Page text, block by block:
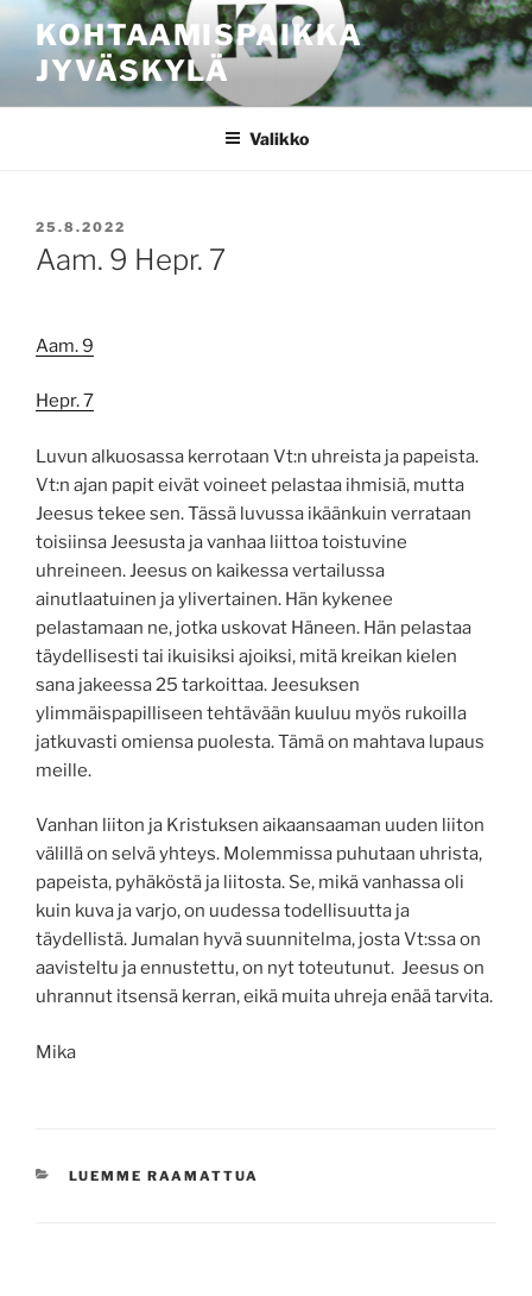
sisältöönKOHTAAMISPAIKKA
JYVÄSKYLÄ
Valikko
JULKAISTU
25.8.2022
Aam. 9 Hepr. 7
Aam. 9
Hepr. 7
Luvun alkuosassa kerrotaan Vt:n uhreista ja papeista.
Vt:n ajan papit eivät voineet pelastaa ihmisiä, mutta
Jeesus tekee sen. Tässä luvussa ikäänkuin verrataan
toisiinsa Jeesusta ja vanhaa liittoa toistuvine
uhreineen. Jeesus on kaikessa vertailussa
ainutlaatuinen ja ylivertainen. Hän kykenee
pelastamaan ne, jotka uskovat Häneen. Hän pelastaa
täydellisesti tai ikuisiksi ajoiksi, mitä kreikan kielen
sana jakeessa 25 tarkoittaa. Jeesuksen
ylimmäispapilliseen tehtävään kuuluu myös rukoilla
jatkuvasti omiensa puolesta. Tämä on mahtava lupaus
meille.
Vanhan liiton ja Kristuksen aikaansaaman uuden liiton
välillä on selvä yhteys. Molemmissa puhutaan uhrista,
papeista, pyhäköstä ja liitosta. Se, mikä vanhassa oli
kuin kuva ja varjo, on uudessa todellisuutta ja
täydellistä. Jumalan hyvä suunnitelma, josta Vt:ssa on
aavisteltu ja ennustettu, on nyt toteutunut. Jeesus on
uhrannut itsensä kerran, eikä muita uhreja enää tarvita.
Mika
KATEGORIAT
LUEMME RAAMATTUA